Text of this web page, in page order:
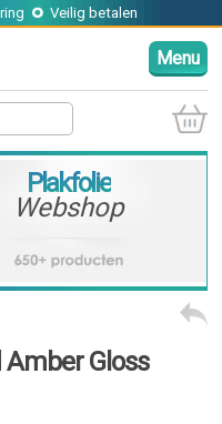
Veilig betalen
Menu
Plakfolie
Webshop
Amber Gloss